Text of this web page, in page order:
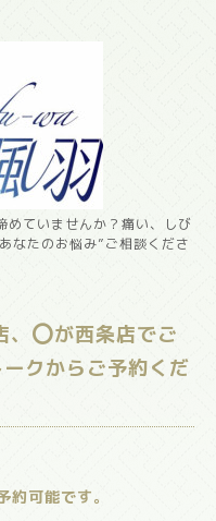
めていませんか？痛い、しび
なたのお悩み”ご相談くださ
⭕️が西条店でご
クからご予約くだ
可能です。